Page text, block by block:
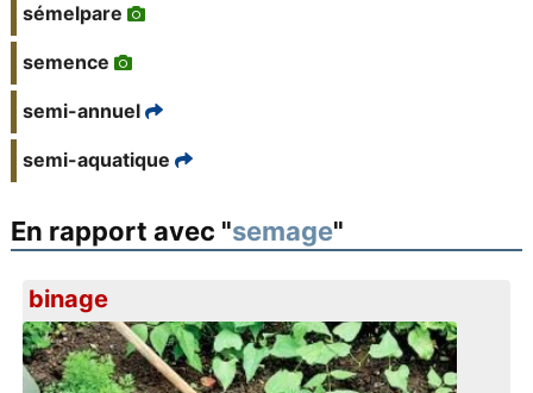
sémelpare
semence
semi-annuel
semi-aquatique
En rapport avec "semage"
binage